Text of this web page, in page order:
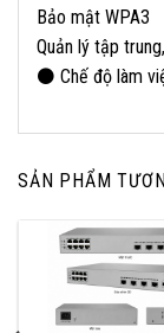
Bảo mật WPA3
Quản lý tập
⚫ Chế độ làm
SẢN PHẨM